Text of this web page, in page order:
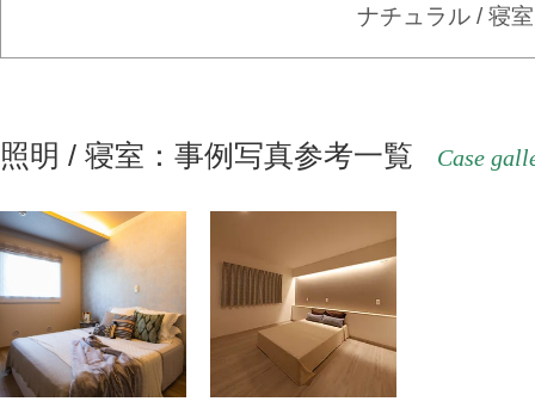
ナチュラル / 寝
照明 / 寝室：事例写真参考一覧 Case